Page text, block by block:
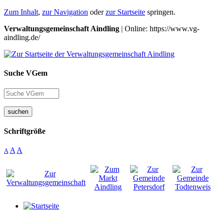
Zum Inhalt, zur Navigation oderzur Startseite springen.
Verwaltungsgemeinschaft Aindling | Online: https://www.vg-
aindling.de/
Suche VGem
suchen
Schriftgröße
A A A